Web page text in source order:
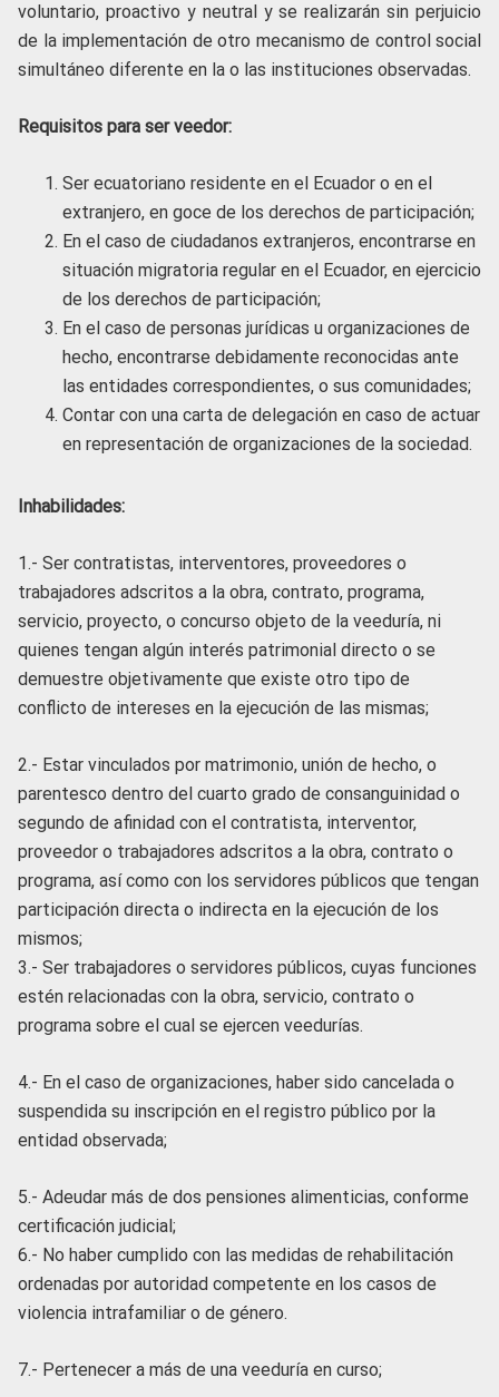
voluntario, proactivo y neutral y se realizarán sin perjuicio
de la implementación de otro mecanismo de control social
simultáneo diferente en la o las instituciones observadas.
Requisitos para ser veedor:
Ser ecuatoriano residente en el Ecuador o en el
extranjero, en goce de los derechos de participación;
En el caso de ciudadanos extranjeros, encontrarse en
situación migratoria regular en el Ecuador, en ejercicio
de los derechos de participación;
En el caso de personas jurídicas u organizaciones de
hecho, encontrarse debidamente reconocidas ante
las entidades correspondientes, o sus comunidades;
Contar con una carta de delegación en caso de actuar
en representación de organizaciones de la sociedad.
Inhabilidades:
1.- Ser contratistas, interventores, proveedores o
trabajadores adscritos a la obra, contrato, programa,
servicio, proyecto, o concurso objeto de la veeduría, ni
quienes tengan algún interés patrimonial directo o se
demuestre objetivamente que existe otro tipo de
conflicto de intereses en la ejecución de las mismas;
2.- Estar vinculados por matrimonio, unión de hecho, o
parentesco dentro del cuarto grado de consanguinidad o
segundo de afinidad con el contratista, interventor,
proveedor o trabajadores adscritos a la obra, contrato o
programa, así como con los servidores públicos que tengan
participación directa o indirecta en la ejecución de los
mismos;
3.- Ser trabajadores o servidores públicos, cuyas funciones
estén relacionadas con la obra, servicio, contrato o
programa sobre el cual se ejercen veedurías.
4.- En el caso de organizaciones, haber sido cancelada o
suspendida su inscripción en el registro público por la
entidad observada;
5.- Adeudar más de dos pensiones alimenticias, conforme
certificación judicial;
6.- No haber cumplido con las medidas de rehabilitación
ordenadas por autoridad competente en los casos de
violencia intrafamiliar o de género.
7.- Pertenecer a más de una veeduría en curso;